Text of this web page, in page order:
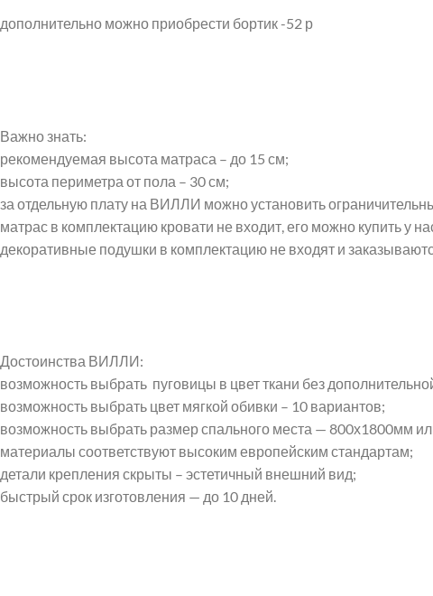
дополнительно можно приобрести бортик -52 р
Важно знать:
рекомендуемая высота матраса – до 15 см;
высота периметра от пола – 30 см;
за отдельную плату на ВИЛЛИ можно установить
матрас в комплектацию кровати не входит, его можно купить у
декоративные подушки в комплектацию не входят и
Достоинства ВИЛЛИ:
возможность выбрать пуговицы в цвет ткани без
возможность выбрать цвет мягкой обивки – 10 вариантов;
возможность выбрать размер спального места — 800х1800мм
материалы соответствуют высоким европейским стандартам;
детали крепления скрыты – эстетичный внешний вид;
быстрый срок изготовления — до 10 дней.